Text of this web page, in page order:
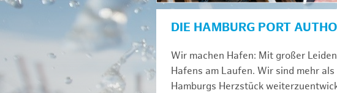
DIE HAMBURG PORT
Wir machen Hafen: Mit großer
Hafens am Laufen. Wir sind mehr
Hamburgs Herzstück